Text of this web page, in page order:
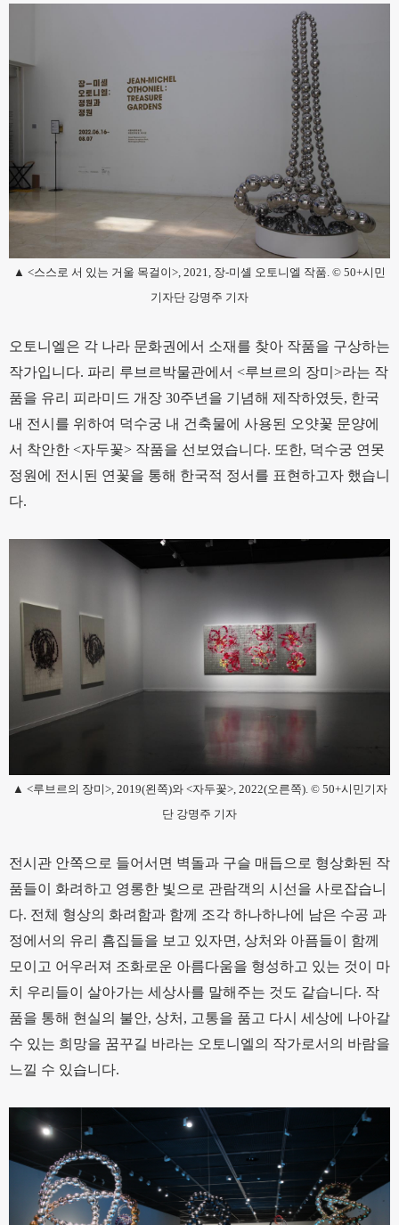
▲ <스스로 서 있는 거울 목걸이>, 2021, 장-미셸 오토니엘 작품. © 50+시민
기자단 강명주 기자
오토니엘은 각 나라 문화권에서 소재를 찾아 작품을 구상하는
작가입니다. 파리 루브르박물관에서 <루브르의 장미>라는 작
품을 유리 피라미드 개장 30주년을 기념해 제작하였듯, 한국
내 전시를 위하여 덕수궁 내 건축물에 사용된 오얏꽃 문양에
서 착안한 <자두꽃> 작품을 선보였습니다. 또한, 덕수궁 연못
정원에 전시된 연꽃을 통해 한국적 정서를 표현하고자 했습니
다.
▲ <루브르의 장미>, 2019(왼쪽)와 <자두꽃>, 2022(오른쪽). © 50+시민기자
단 강명주 기자
전시관 안쪽으로 들어서면 벽돌과 구슬 매듭으로 형상화된 작
품들이 화려하고 영롱한 빛으로 관람객의 시선을 사로잡습니
다. 전체 형상의 화려함과 함께 조각 하나하나에 남은 수공 과
정에서의 유리 흠집들을 보고 있자면, 상처와 아픔들이 함께
모이고 어우러져 조화로운 아름다움을 형성하고 있는 것이 마
치 우리들이 살아가는 세상사를 말해주는 것도 같습니다. 작
품을 통해 현실의 불안, 상처, 고통을 품고 다시 세상에 나아갈
수 있는 희망을 꿈꾸길 바라는 오토니엘의 작가로서의 바람을
느낄 수 있습니다.